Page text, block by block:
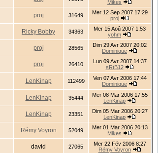
Mikes
proj 31649
Mer 12 Sep 2007 17:29
proj
Ricky Bobby 34363
Mer 15 Aoû 2007 1:53
yohm
proj 28565
Dim 29 Avr 2007 20:02
Dominique
proj 26410
Lun 09 Avr 2007 14:37
sRtB12
LenKinap 112499
Ven 07 Avr 2006 17:44
Dominique
LenKinap 35444
Mer 08 Mar 2006 17:55
LenKinap
LenKinap 23351
Dim 05 Mar 2006 20:27
LenKinap
Rémy Voyron 52049
Mer 01 Mar 2006 20:13
Mikes
david 27065
Mer 22 Fév 2006 8:27
Rémy Voyron